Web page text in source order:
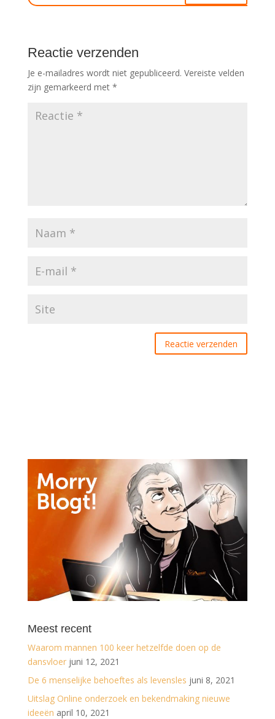
Reactie verzenden
Je e-mailadres wordt niet gepubliceerd. Vereiste velden
zijn gemarkeerd met *
Meest recent
Waarom mannen 100 keer hetzelfde doen op de
dansvloer juni 12, 2021
De 6 menselijke behoeftes als levensles juni 8, 2021
Uitslag Online onderzoek en bekendmaking nieuwe
ideeën april 10, 2021